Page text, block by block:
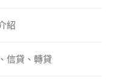
紹
信貸、轉貸